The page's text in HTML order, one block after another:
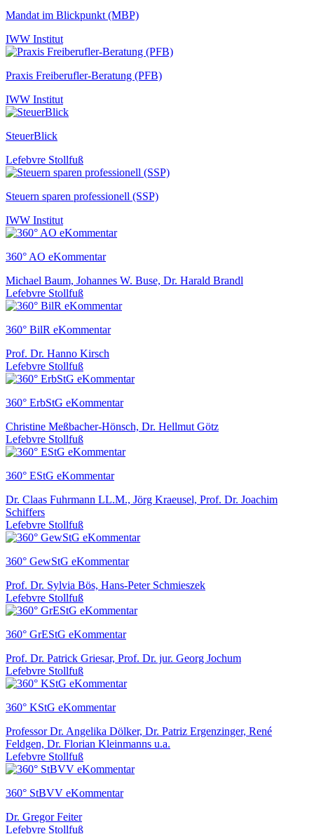
Mandat im Blickpunkt (MBP)
IWW Institut
Praxis Freiberufler-Beratung (PFB)
IWW Institut
SteuerBlick
Lefebvre Stollfuß
Steuern sparen professionell (SSP)
IWW Institut
360° AO eKommentar
Michael Baum, Johannes W. Buse, Dr. Harald Brandl
Lefebvre Stollfuß
360° BilR eKommentar
Prof. Dr. Hanno Kirsch
Lefebvre Stollfuß
360° ErbStG eKommentar
Christine Meßbacher-Hönsch, Dr. Hellmut Götz
Lefebvre Stollfuß
360° EStG eKommentar
Dr. Claas Fuhrmann LL.M., Jörg Kraeusel, Prof. Dr. Joachim
Schiffers
Lefebvre Stollfuß
360° GewStG eKommentar
Prof. Dr. Sylvia Bös, Hans-Peter Schmieszek
Lefebvre Stollfuß
360° GrEStG eKommentar
Prof. Dr. Patrick Griesar, Prof. Dr. jur. Georg Jochum
Lefebvre Stollfuß
360° KStG eKommentar
Professor Dr. Angelika Dölker, Dr. Patriz Ergenzinger, René
Feldgen, Dr. Florian Kleinmanns u.a.
Lefebvre Stollfuß
360° StBVV eKommentar
Dr. Gregor Feiter
Lefebvre Stollfuß